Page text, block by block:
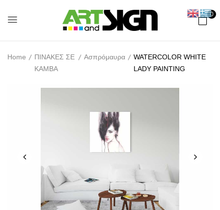
0
Home
ΠΙΝΑΚΕΣ ΣΕ
ΚΑΜΒΑ
Ασπρόμαυρα
WATERCOLOR WHITE
LADY PAINTING